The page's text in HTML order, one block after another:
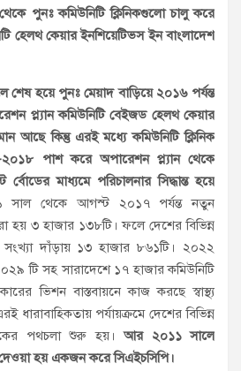
পুনঃ কমিউনিটি ক্লিনিকগুলো চালু করে
হেলথ কেয়ার ইনশিয়েটিভস ইন বাংলাদেশ
হয়ে পুনঃ মেয়াদ বাড়িয়ে ২০১৬ পর্যন্ত
প্ল্যান কমিউনিটি বেইজড হেলথ কেয়ার
আছে কিন্তু এরই মধ্যে কমিউনিটি ক্লিনিক
২০১৮ পাশ করে অপারেশন প্ল্যান থেকে
র্বোডের মাধ্যমে পরিচালনার সিদ্ধান্ত হয়ে
সাল থেকে আগস্ট ২০১৭ পর্যন্ত নতুন
হয় ৩ হাজার ১৩৮টি। ফলে দেশের বিভিন্ন
সংখ্যা দাঁড়ায় ১৩ হাজার ৮৬১টি। ২০২২
টি সহ সারাদেশে ১৭ হাজার কমিউনিটি
ভিশন বাস্তবায়নে কাজ করছে স্বাস্থ্য
ধারাবাহিকতায় পর্যায়ক্রমে দেশের বিভিন্ন
পথচলা শুরু হয়।আর ২০১১ সালে
দেওয়া হয় একজন করে সিএইচসিপি।